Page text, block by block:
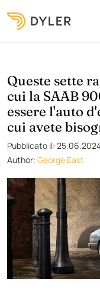
Queste sette
cui la SAAB
essere l'auto
cui avete
Pubblicato il:
Author: George East